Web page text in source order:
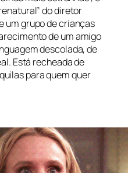
do diretor
um grupo de crianças
de um amigo
descolada, de
Está recheada de
para quem quer